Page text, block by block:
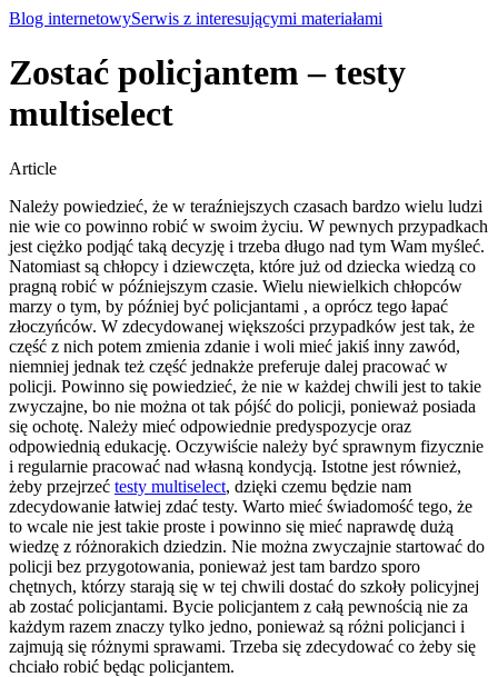
Blog internetowySerwis z interesującymi materiałami
Zostać policjantem – testy
multiselect
Article
Należy powiedzieć, że w teraźniejszych czasach bardzo wielu ludzi
nie wie co powinno robić w swoim życiu. W pewnych przypadkach
jest ciężko podjąć taką decyzję i trzeba długo nad tym Wam myśleć.
Natomiast są chłopcy i dziewczęta, które już od dziecka wiedzą co
pragną robić w późniejszym czasie. Wielu niewielkich chłopców
marzy o tym, by później być policjantami , a oprócz tego łapać
złoczyńców. W zdecydowanej większości przypadków jest tak, że
część z nich potem zmienia zdanie i woli mieć jakiś inny zawód,
niemniej jednak też część jednakże preferuje dalej pracować w
policji. Powinno się powiedzieć, że nie w każdej chwili jest to takie
zwyczajne, bo nie można ot tak pójść do policji, ponieważ posiada
się ochotę. Należy mieć odpowiednie predyspozycje oraz
odpowiednią edukację. Oczywiście należy być sprawnym fizycznie
i regularnie pracować nad własną kondycją. Istotne jest również,
żeby przejrzeć testy multiselect, dzięki czemu będzie nam
zdecydowanie łatwiej zdać testy. Warto mieć świadomość tego, że
to wcale nie jest takie proste i powinno się mieć naprawdę dużą
wiedzę z różnorakich dziedzin. Nie można zwyczajnie startować do
policji bez przygotowania, ponieważ jest tam bardzo sporo
chętnych, którzy starają się w tej chwili dostać do szkoły policyjnej
ab zostać policjantami. Bycie policjantem z całą pewnością nie za
każdym razem znaczy tylko jedno, ponieważ są różni policjanci i
zajmują się różnymi sprawami. Trzeba się zdecydować co żeby się
chciało robić będąc policjantem.